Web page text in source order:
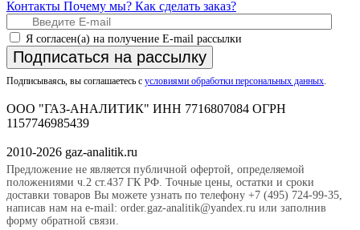
Контакты Почему мы? Как сделать заказ?
Я согласен(а) на получение E-mail рассылки
Подписаться на рассылку
Подписываясь, вы соглашаетесь с условиями обработки персональных данных
ООО "ГАЗ-АНАЛИТИК" ИНН 7716807084 ОГРН
1157746985439
2010-2026 gaz-analitik.ru
Предложение не является публичной офертой, определяемой
положениями ч.2 ст.437 ГК РФ. Точные цены, остатки и сроки
доставки товаров Вы можете узнать по телефону +7 (495) 724-99-35,
написав нам на e-mail: order.gaz-analitik@yandex.ru или заполнив
форму обратной связи.